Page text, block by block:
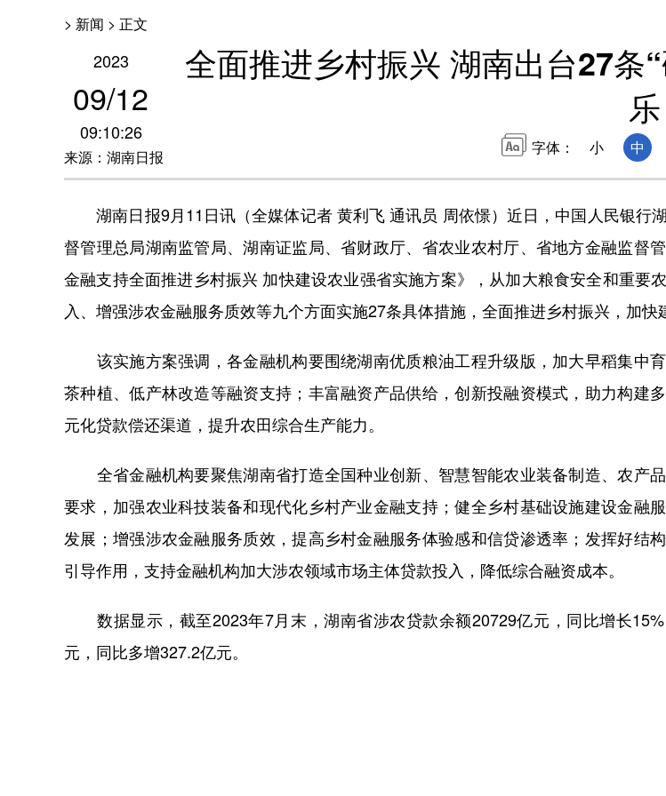
> 新闻 > 正文
2023
09/12
09:10:26
来源：湖南日报
全面推进乡村振兴 湖南出台27条
乐
字体： 小 中
湖南日报9月11日讯（全媒体记者 黄利飞 通讯员 周依憬）近日，中国人民银行
督管理总局湖南监管局、湖南证监局、省财政厅、省农业农村厅、省地方金融监督
金融支持全面推进乡村振兴 加快建设农业强省实施方案》，从加大粮食安全和重要
入、增强涉农金融服务质效等九个方面实施27条具体措施，全面推进乡村振兴，加快
该实施方案强调，各金融机构要围绕湖南优质粮油工程升级版，加大早稻集中
茶种植、低产林改造等融资支持；丰富融资产品供给，创新投融资模式，助力构建
元化贷款偿还渠道，提升农田综合生产能力。
全省金融机构要聚焦湖南省打造全国种业创新、智慧智能农业装备制造、农产
要求，加强农业科技装备和现代化乡村产业金融支持；健全乡村基础设施建设金融
发展；增强涉农金融服务质效，提高乡村金融服务体验感和信贷渗透率；发挥好结
引导作用，支持金融机构加大涉农领域市场主体贷款投入，降低综合融资成本。
数据显示，截至2023年7月末，湖南省涉农贷款余额20729亿元，同比增长
元，同比多增327.2亿元。